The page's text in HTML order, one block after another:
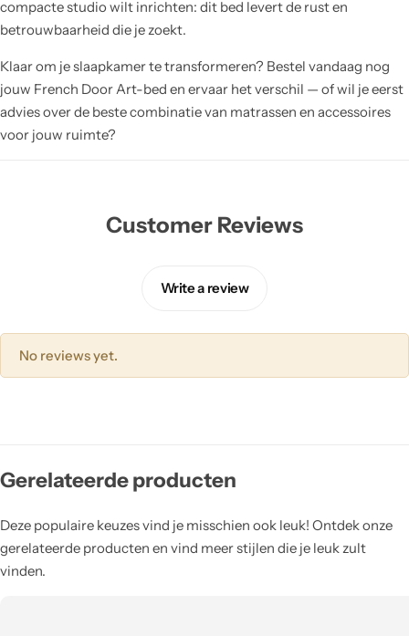
compacte studio wilt inrichten: dit bed levert de rust en
betrouwbaarheid die je zoekt.
Klaar om je slaapkamer te transformeren? Bestel vandaag nog
jouw French Door Art-bed en ervaar het verschil — of wil je eerst
advies over de beste combinatie van matrassen en accessoires
voor jouw ruimte?
Customer Reviews
Write a review
No reviews yet.
Gerelateerde producten
Deze populaire keuzes vind je misschien ook leuk! Ontdek onze
gerelateerde producten en vind meer stijlen die je leuk zult
vinden.